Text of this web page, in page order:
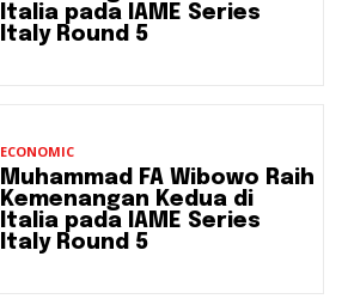
Italia pada IAME Series
Italy Round 5
ECONOMIC
Muhammad FA Wibowo Raih
Kemenangan Kedua di
Italia pada IAME Series
Italy Round 5